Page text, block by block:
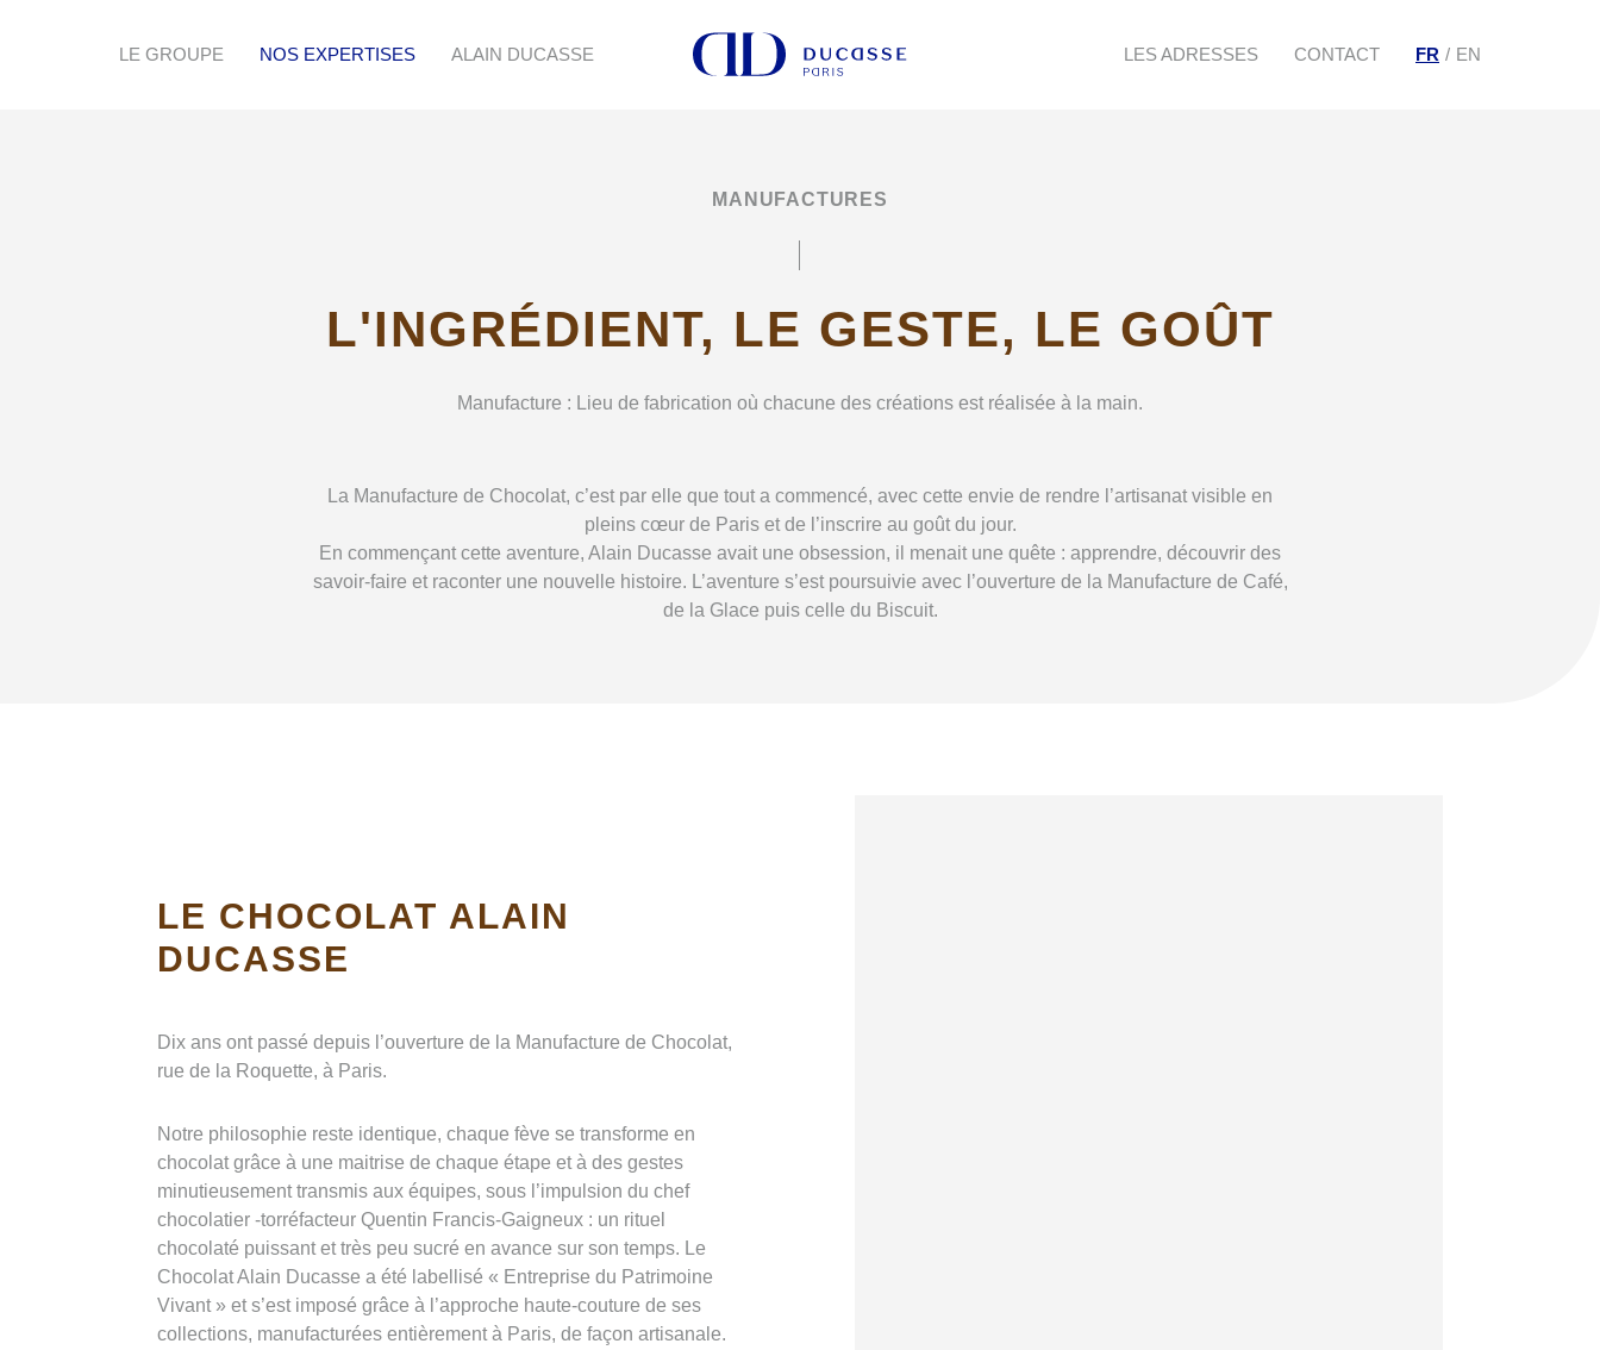
LE GROUPE NOS EXPERTISES ALAIN DUCASSE LES ADRESSES CONTACT FR EN
MANUFACTURES
L'INGRÉDIENT, LE GESTE, LE GOÛT
Manufacture : Lieu de fabrication où chacune des créations est réalisée à la main.
La Manufacture de Chocolat, c’est par elle que tout a commencé, avec cette envie de rendre l’artisanat visible en
pleins cœur de Paris et de l’inscrire au goût du jour.
En commençant cette aventure, Alain Ducasse avait une obsession, il menait une quête : apprendre, découvrir des
savoir-faire et raconter une nouvelle histoire. L’aventure s’est poursuivie avec l’ouverture de la Manufacture de Café,
de la Glace puis celle du Biscuit.
LE CHOCOLAT ALAIN
DUCASSE
Dix ans ont passé depuis l’ouverture de la Manufacture de Chocolat,
rue de la Roquette, à Paris.
Notre philosophie reste identique, chaque fève se transforme en
chocolat grâce à une maitrise de chaque étape et à des gestes
minutieusement transmis aux équipes, sous l’impulsion du chef
chocolatier -torréfacteur Quentin Francis-Gaigneux : un rituel
chocolaté puissant et très peu sucré en avance sur son temps. Le
Chocolat Alain Ducasse a été labellisé « Entreprise du Patrimoine
Vivant » et s’est imposé grâce à l’approche haute-couture de ses
collections, manufacturées entièrement à Paris, de façon artisanale.